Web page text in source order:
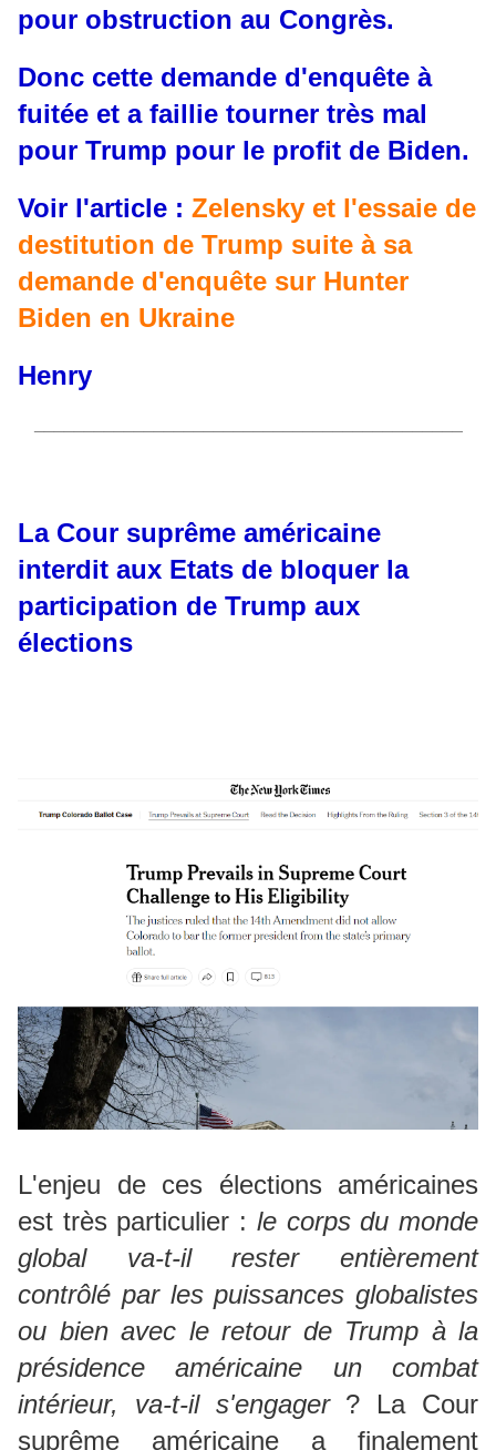
pour obstruction au Congrès.
Donc cette demande d'enquête à
fuitée et a faillie tourner très mal
pour Trump pour le profit de Biden.
Voir l'article : Zelensky et l'essaie de
destitution de Trump suite à sa
demande d'enquête sur Hunter
Biden en Ukraine
Henry
La Cour suprême américaine
interdit aux Etats de bloquer la
participation de Trump aux
élections
L'enjeu de ces élections américaines
est très particulier : le corps du monde
global va-t-il rester entièrement
contrôlé par les puissances globalistes
ou bien avec le retour de Trump à la
présidence américaine un combat
intérieur, va-t-il s'engager ? La Cour
suprême américaine a finalement